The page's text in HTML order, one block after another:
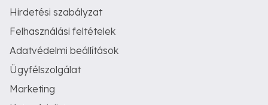
Hirdetési szabályzat
Felhasználási feltételek
Adatvédelmi beállítások
Ügyfélszolgálat
Marketing